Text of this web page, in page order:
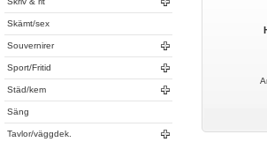
Skämt/sex
Souvernirer
Sport/Fritid
Städ/kem
Säng
Tavlor/väggdek.